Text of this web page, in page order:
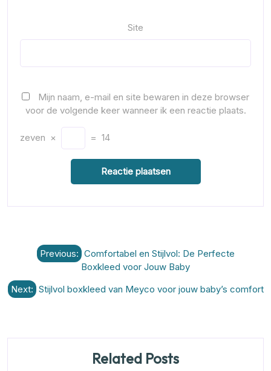
Site
Mijn naam, e-mail en site bewaren in deze browser
voor de volgende keer wanneer ik een reactie plaats.
zeven × = 14
Berichtnavigatie
Previous: Comfortabel en Stijlvol: De Perfecte
Boxkleed voor Jouw Baby
Next: Stijlvol boxkleed van Meyco voor jouw baby’s comfort
Related Posts